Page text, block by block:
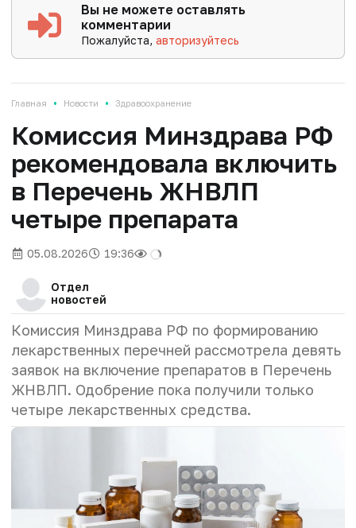
Вы не можете оставлять
комментарии
Пожалуйста,авторизуйтесь
Главная • Новости • Здравоохранение
Комиссия Минздрава РФ
рекомендовала включить
в Перечень ЖНВЛП
четыре препарата
05.08.2026 19:36
Отдел
новостей
Комиссия Минздрава РФ по формированию
лекарственных перечней рассмотрела девять
заявок на включение препаратов в Перечень
ЖНВЛП. Одобрение пока получили только
четыре лекарственных средства.